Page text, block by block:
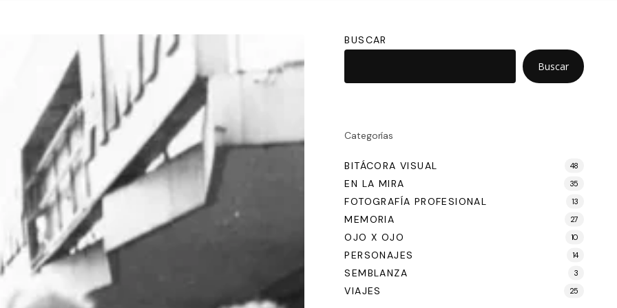
BUSCAR
Buscar
Categorías
BITÁCORA VISUAL 48
EN LA MIRA 35
FOTOGRAFÍA PROFESIONAL 13
MEMORIA 27
OJO X OJO 10
PERSONAJES 14
SEMBLANZA 3
VIAJES 25